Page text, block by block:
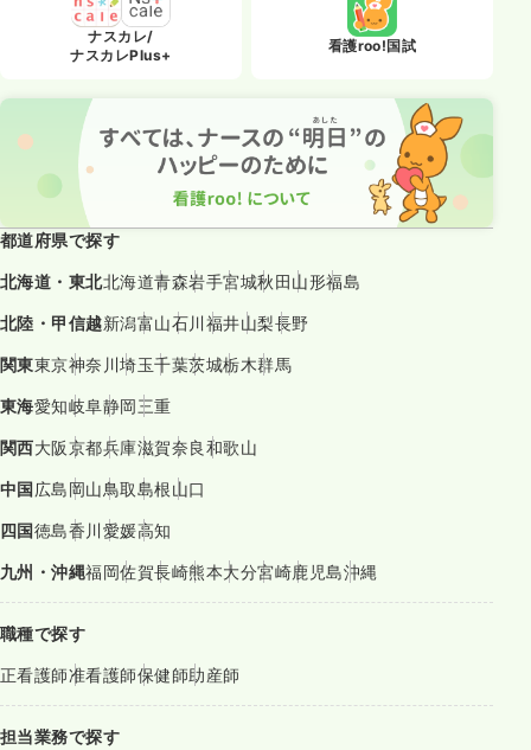
ナスカレ/
ナスカレPlus+
看護roo!国試
都道府県で探す
北海道・東北北海道青森岩手宮城秋田山形福島
北陸・甲信越新潟富山石川福井山梨長野
関東東京神奈川埼玉千葉茨城栃木群馬
東海愛知岐阜静岡三重
関西大阪京都兵庫滋賀奈良和歌山
中国広島岡山鳥取島根山口
四国徳島香川愛媛高知
九州・沖縄福岡佐賀長崎熊本大分宮崎鹿児島沖縄
職種で探す
正看護師准看護師保健師助産師
担当業務で探す